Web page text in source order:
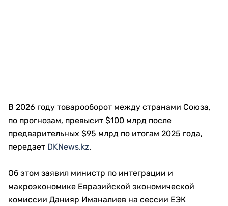
В 2026 году товарооборот между странами Союза,
по прогнозам, превысит $100 млрд после
предварительных $95 млрд по итогам 2025 года,
передает DKNews.kz.
Об этом заявил министр по интеграции и
макроэкономике Евразийской экономической
комиссии Данияр Иманалиев на сессии ЕЭК